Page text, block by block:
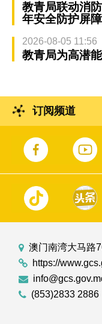
教青局联动消
年安全防护屏障
2026-08-05 11:56
教青局为高潜
订阅频道
澳门南湾大马路
https://
(853)2833 2886